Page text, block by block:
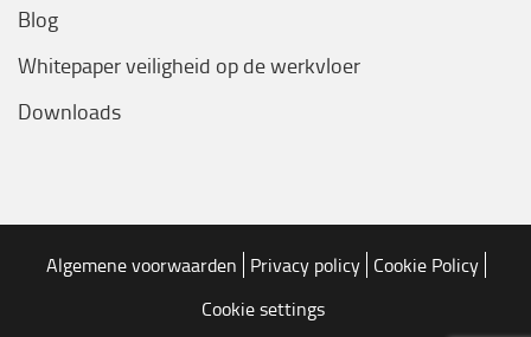
Blog
Whitepaper veiligheid op de werkvloer
Downloads
Algemene voorwaarden Privacy policy Cookie Policy
Cookie settings